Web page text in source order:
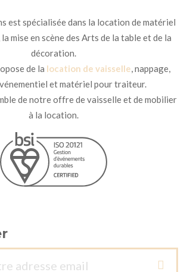
est spécialisée dans la location de matériel
mise en scène des Arts de la table et de la
décoration.
de la location de vaisselle, nappage,
et matériel pour traiteur.
de notre offre de vaisselle et de mobilier
à la location.